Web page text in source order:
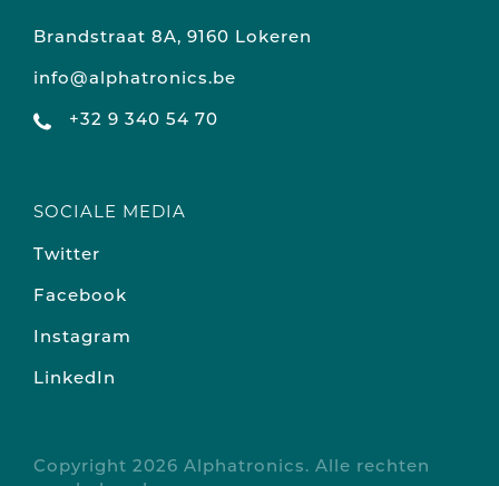
Brandstraat 8A, 9160 Lokeren
info@alphatronics.be
+32 9 340 54 70
SOCIALE MEDIA
Twitter
Facebook
Instagram
LinkedIn
Copyright 2026 Alphatronics. Alle rechten